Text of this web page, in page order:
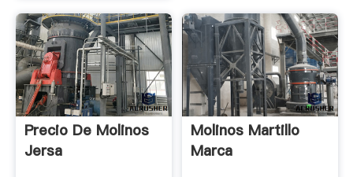
Precio De Molinos
Jersa
Molinos Martillo
Marca